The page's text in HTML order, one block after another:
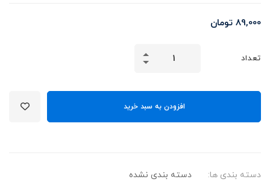
89,000 تومان
تعداد
افزودن به سبد خرید
دسته بندی ها: دسته بندی نشده